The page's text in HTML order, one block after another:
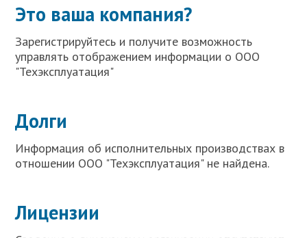
Это ваша компания?
Зарегистрируйтесь и получите возможность
управлять отображением информации о ООО
"Техэксплуатация"
Долги
Информация об исполнительных производствах в
отношении ООО "Техэксплуатация" не найдена.
Лицензии